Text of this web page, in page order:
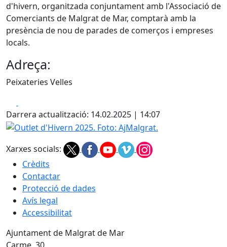
d'hivern, organitzada conjuntament amb l'Associació de
Comerciants de Malgrat de Mar, comptarà amb la
presència de nou de parades de comerços i empreses
locals.
Adreça:
Peixateries Velles
Darrera actualització: 14.02.2025 | 14:07
Outlet d'Hivern 2025. Foto: AjMalgrat.
Xarxes socials:
Crèdits
Contactar
Protecció de dades
Avís legal
Accessibilitat
Ajuntament de Malgrat de Mar